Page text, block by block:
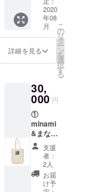
担する料金を指
します。機材使
用料や著作権の
負担料金を含み
ます。 （注２）
ハウスチャージ
とは、テーブル
お客様もみんな
一緒というコン
セプトのため、
来店した方全員
に発生します。
（注３）ライブ
チャージとは、
出演者側で値段
を設定する、出
演者の収入にな
る料金を指しま
セージ
(E-mail)
② HOT
コロッ
ケ
チャー
ジクー
3000円
分（使
用可能
金額) ③
HOTコ
ロッケ
20周年
限定ス
ペシャ
ル缶
バッチ
2020
年08
月
詳細を見る
こ
の
リ
タ
ー
ン
を
選
択
す
る
30,
000 円
①
minami
&まなみ
マンよ
りお礼
のメッ
セージ
② 5000
支援
者：
2人
お届
け予